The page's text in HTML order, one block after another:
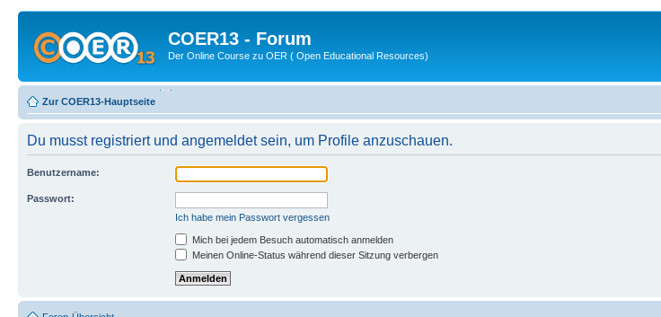
COER13 - Forum
Der Online Course zu OER ( Open Educational Resources)
Zur COER13-Hauptseite
Du musst registriert und angemeldet sein, um Profile anzuschauen.
Benutzername:
Passwort:
Ich habe mein Passwort vergessen
Mich bei jedem Besuch automatisch anmelden
Meinen Online-Status während dieser Sitzung verbergen